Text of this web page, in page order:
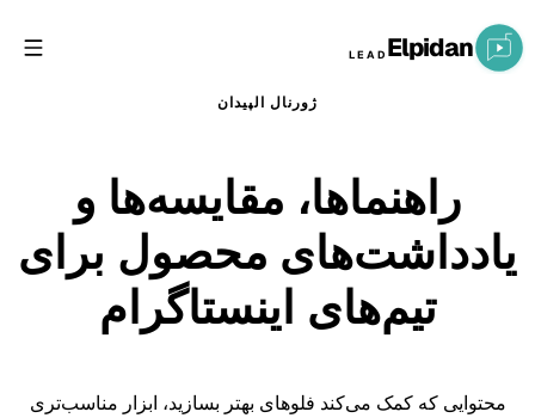
Elpidan
LEAD
ژورنال الپیدان
راهنماها، مقایسه‌ها و
یادداشت‌های محصول برای
تیم‌های اینستاگرام
محتوایی که کمک می‌کند فلوهای بهتر بسازید، ابزار مناسب‌تری